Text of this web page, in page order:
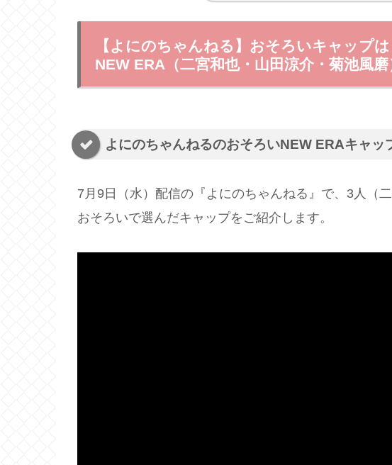
【よにのちゃんねる】おそろいキャップ
NEW ERA（二宮和也・山田涼介・菊池風磨
よにのちゃんねるのおそろいNEW ERAキャッ
7月9日（水）配信の『よにのちゃんねる』で、3人（
おそろいで選んだキャップをご紹介します。